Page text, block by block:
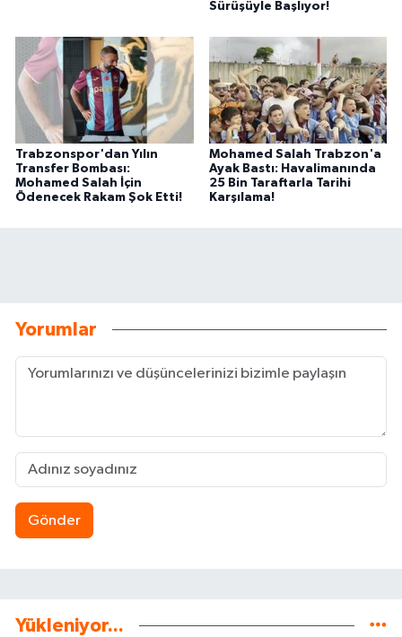
Sürüşüyle Başlıyor!
Trabzonspor'dan Yılın
Transfer Bombası:
Mohamed Salah İçin
Ödenecek Rakam Şok Etti!
Mohamed Salah Trabzon'a
Ayak Bastı: Havalimanında
25 Bin Taraftarla Tarihi
Karşılama!
Yorumlar
Gönder
Yükleniyor...